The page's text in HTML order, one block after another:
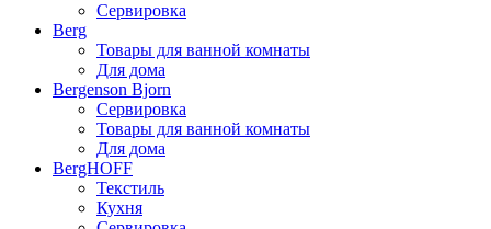
Сервировка
Berg
Товары для ванной комнаты
Для дома
Bergenson Bjorn
Сервировка
Товары для ванной комнаты
Для дома
BergHOFF
Текстиль
Кухня